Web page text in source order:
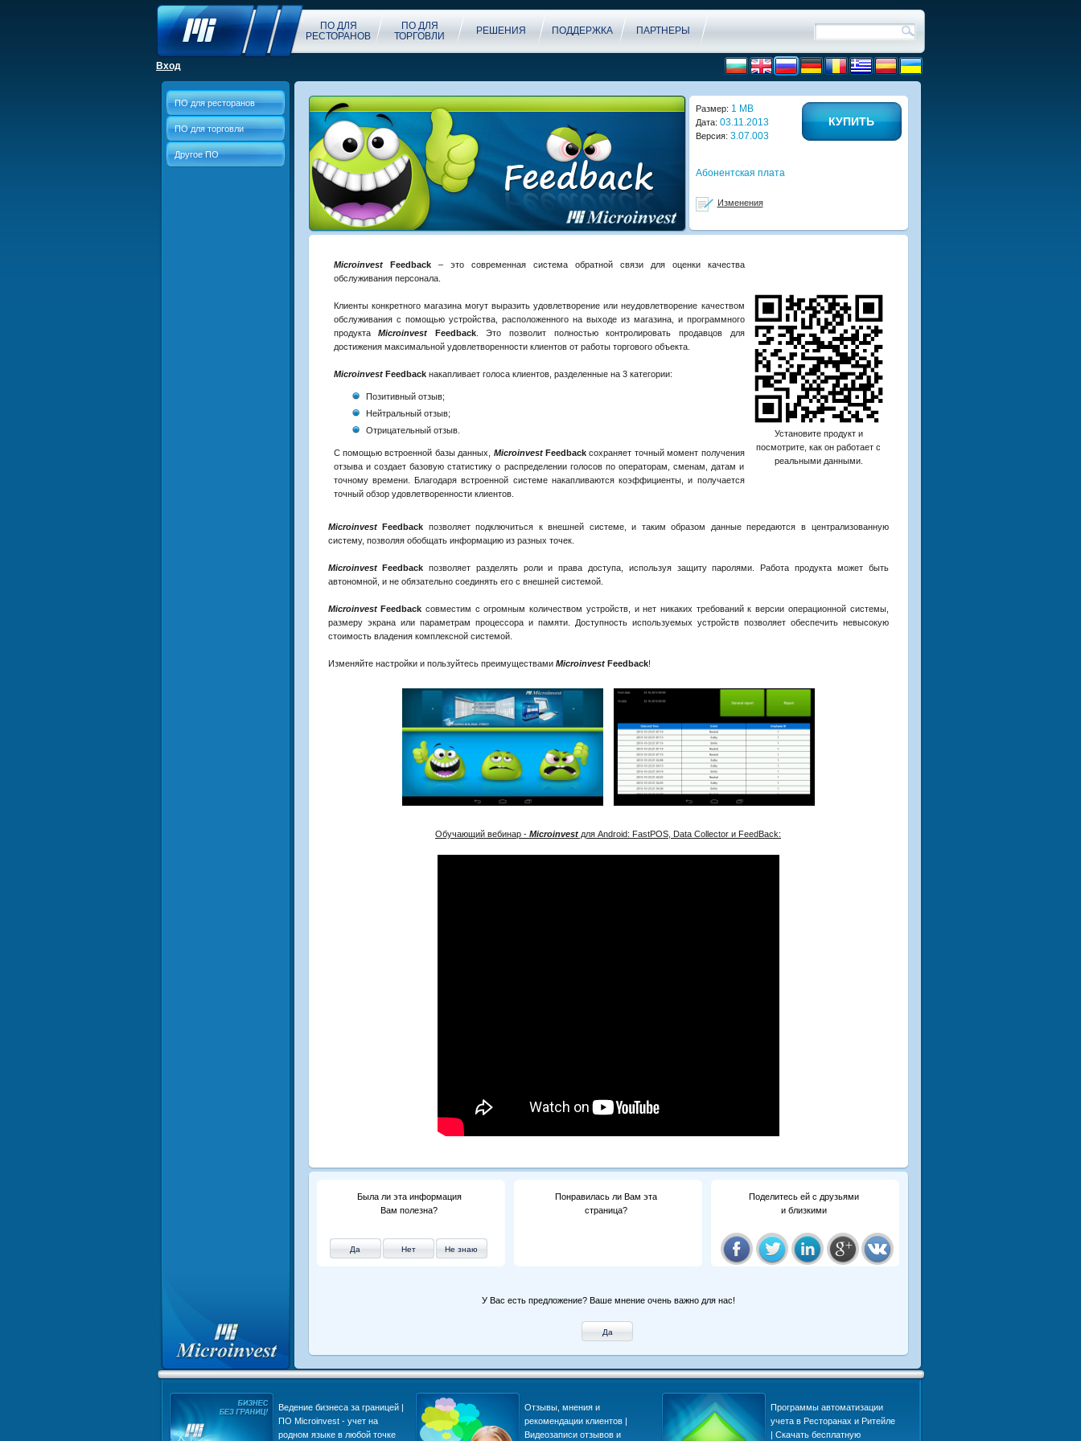
ПО ДЛЯ
РЕСТОРАНОВ
ПО ДЛЯ
ТОРГОВЛИ
РЕШЕНИЯ ПОДДЕРЖКА ПАРТНЕРЫ
Вход
ПО для ресторанов
ПО для торговли
Другое ПО
Размер: 1 MB
Дата: 03.11.2013
Версия: 3.07.003
КУПИТЬ
Абонентская плата
Изменения
MicroinvestFeedback– это современная система обратной связи для оценки качества
обслуживания персонала.
Клиенты конкретного магазина могут выразить удовлетворение или неудовлетворение качеством
обслуживания с помощью устройства, расположенного на выходе из магазина, и программного
продуктаMicroinvest Feedback. Это позволит полностью контролировать продавцов для
достижения максимальной удовлетворенности клиентов от работы торгового объекта.
MicroinvestFeedbackнакапливает голоса клиентов, разделенные на 3 категории:
Позитивный отзыв;
Нейтральный отзыв;
Отрицательный отзыв.
С помощью встроенной базы данных, MicroinvestFeedbackсохраняет точный момент получения
отзыва и создает базовую статистику о распределении голосов по операторам, сменам, датам и
точному времени. Благодаря встроенной системе накапливаются коэффициенты, и получается
точный обзор удовлетворенности клиентов.
Установите продукт и
посмотрите, как он работает с
реальными данными.
MicroinvestFeedback позволяет подключиться к внешней системе, и таким образом данные передаются в централизованную
систему, позволяя обобщать информацию из разных точек.
MicroinvestFeedback позволяет разделять роли и права доступа, используя защиту паролями. Работа продукта может быть
автономной, и не обязательно соединять его с внешней системой.
MicroinvestFeedback совместим с огромным количеством устройств, и нет никаких требований к версии операционной системы,
размеру экрана или параметрам процессора и памяти. Доступность используемых устройств позволяет обеспечить невысокую
стоимость владения комплексной системой.
Изменяйте настройки и пользуйтесь преимуществами MicroinvestFeedback!
Обучающий вебинар - Microinvest для Android: FastPOS, Data Collector и FeedBack:
Была ли эта информация
Вам полезна?
Понравилась ли Вам эта
страница?
Поделитесь ей с друзьями
и близкими
У Вас есть предложение? Ваше мнение очень важно для нас!
Ведение бизнеса за границей |
ПО Microinvest - учет на
родном языке в любой точке
Отзывы, мнения и
рекомендации клиентов |
Видеозаписи отзывов и
Программы автоматизации
учета в Ресторанах и Ритейле
| Скачать бесплатную